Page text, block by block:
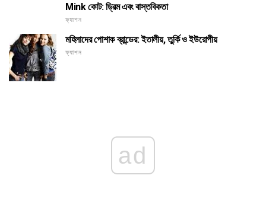
Mink কোট: ড্রিম এবং বাস্তবিকতা
ফ্যাশন
মহিলাদের পোশাক ব্রান্ডের: ইতালীয়, তুর্কি ও ইউরোপীয়
ফ্যাশন
ad